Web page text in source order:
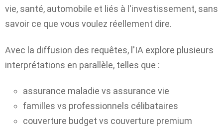
vie, santé, automobile et liés à l'investissement, sans
savoir ce que vous voulez réellement dire.
Avec la diffusion des requêtes, l'IA explore plusieurs
interprétations en parallèle, telles que :
assurance maladie vs assurance vie
familles vs professionnels célibataires
couverture budget vs couverture premium